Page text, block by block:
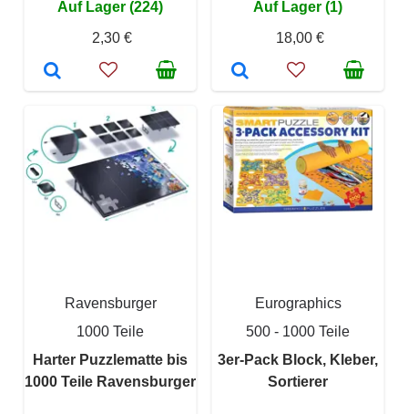
Auf Lager (224)
2,30 €
Auf Lager (1)
18,00 €
Ravensburger
1000 Teile
Harter Puzzlematte bis
1000 Teile Ravensburger
Eurographics
500 - 1000 Teile
3er-Pack Block, Kleber,
Sortierer